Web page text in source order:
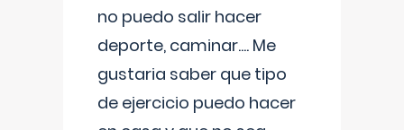
no puedo salir hacer
deporte, caminar.... Me
gustaria saber que tipo
de ejercicio puedo hacer